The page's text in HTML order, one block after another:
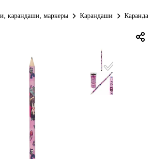
карандаши, маркеры Карандаши